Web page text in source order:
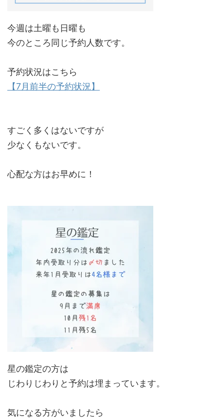
今週は土曜も日曜も
今のところ同じ予約人数です。
予約状況はこちら
【7月前半の予約状況】
すごく多くはないですが
少なくもないです。
心配な方はお早めに！
星の鑑定の方は
じわりじわりと予約は埋まっています。
気になる方がいましたら